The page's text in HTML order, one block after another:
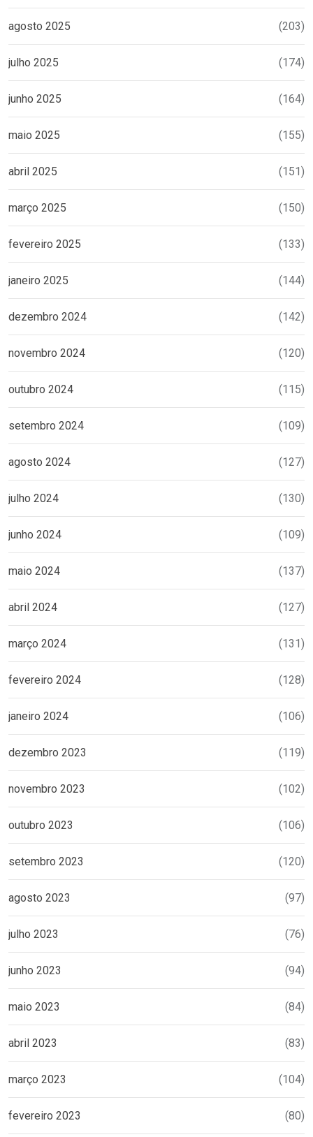
agosto 2025 (203)
julho 2025 (174)
junho 2025 (164)
maio 2025 (155)
abril 2025 (151)
março 2025 (150)
fevereiro 2025 (133)
janeiro 2025 (144)
dezembro 2024 (142)
novembro 2024 (120)
outubro 2024 (115)
setembro 2024 (109)
agosto 2024 (127)
julho 2024 (130)
junho 2024 (109)
maio 2024 (137)
abril 2024 (127)
março 2024 (131)
fevereiro 2024 (128)
janeiro 2024 (106)
dezembro 2023 (119)
novembro 2023 (102)
outubro 2023 (106)
setembro 2023 (120)
agosto 2023 (97)
julho 2023 (76)
junho 2023 (94)
maio 2023 (84)
abril 2023 (83)
março 2023 (104)
fevereiro 2023 (80)